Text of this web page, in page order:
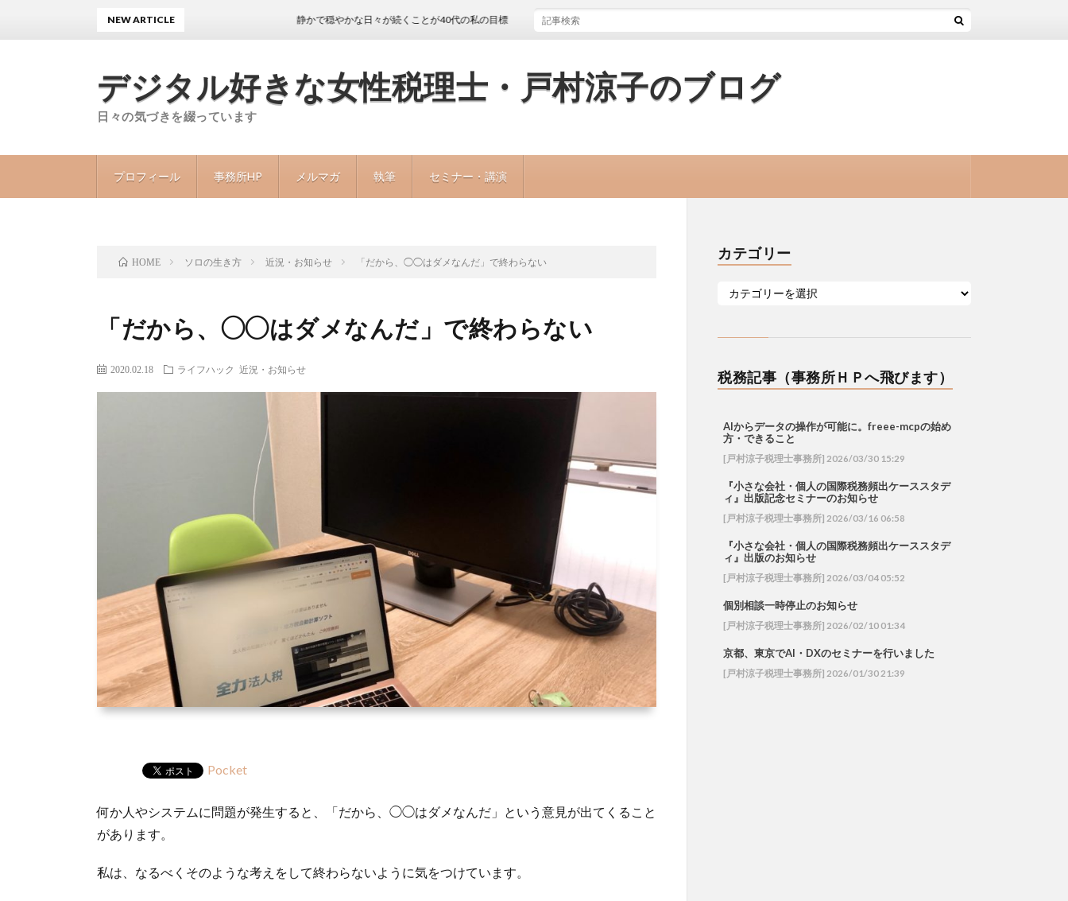
デジタル好きな女性税理士・戸村涼子のブログ
日々の気づきを綴っています
プロフィール 事務所HP メルマガ 執筆 セミナー・講演
NEW ARTICLE 静かで穏やかな日々が続くことが40代の私の目標
HOME ソロの生き方 近況・お知らせ 「だから、◯◯はダメなんだ」で終わらない
「だから、◯◯はダメなんだ」で終わらない
2020.02.18 ライフハック 近況・お知らせ
Pocket
何か人やシステムに問題が発生すると、「だから、◯◯はダメなんだ」という意見が出てくること
があります。
私は、なるべくそのような考えをして終わらないように気をつけています。
カテゴリー
税務記事（事務所ＨＰへ飛びます）
AIからデータの操作が可能に。freee-mcpの始め
方・できること
[戸村涼子税理士事務所] 2026/03/30 15:29
『小さな会社・個人の国際税務頻出ケーススタデ
ィ』出版記念セミナーのお知らせ
[戸村涼子税理士事務所] 2026/03/16 06:58
『小さな会社・個人の国際税務頻出ケーススタデ
ィ』出版のお知らせ
[戸村涼子税理士事務所] 2026/03/04 05:52
個別相談一時停止のお知らせ
[戸村涼子税理士事務所] 2026/02/10 01:34
京都、東京でAI・DXのセミナーを行いました
[戸村涼子税理士事務所] 2026/01/30 21:39